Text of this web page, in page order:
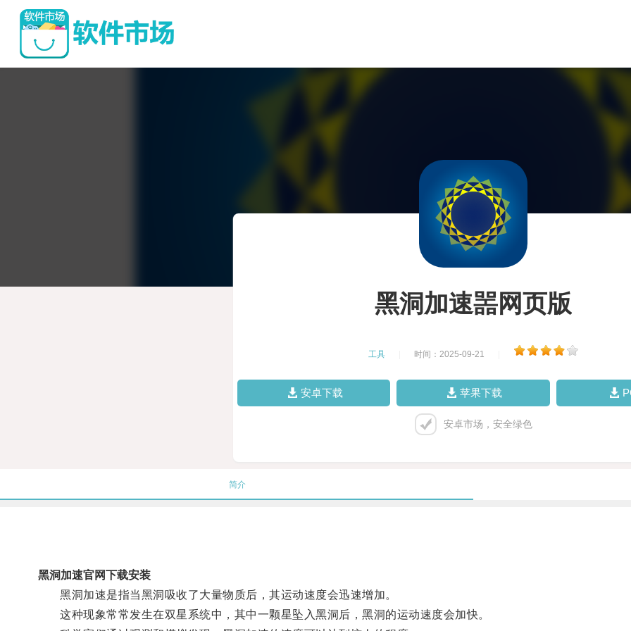
黑洞加速噐网页版
工具 时间：2025-09-21
安卓下载 苹果下载
安卓市场，安全绿色
简介
黑洞加速官网下载安装
黑洞加速是指当黑洞吸收了大量物质后，其运动速度会迅速增加。
这种现象常常发生在双星系统中，其中一颗星坠入黑洞后，黑洞的运动速度会加快。